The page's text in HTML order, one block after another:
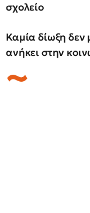
σχολείο
Καμία δίωξη δεν
ανήκει στην